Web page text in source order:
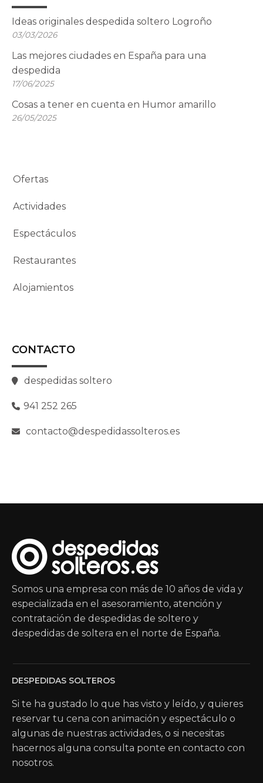
Ideas originales despedida soltero Logroño
03/03/2026
Las mejores ciudades en España para una
despedida
17/06/2025
Cosas a tener en cuenta en Humor amarillo
26/05/2025
Ofertas
Actividades
Espectáculos
Restaurantes
Alojamientos
CONTACTO
despedidas soltero
941 252 265
contacto@despedidassolteros.es
Somos una empresa con más de 10 años de vida y
especializada en el asesoramiento, atención y
contratación de despedidas de soltero y
despedidas de soltera en el norte de España.
DESPEDIDAS SOLTEROS
Si te ha gustado lo que has visto y leído, y quieres
reservar tu cena con animación y espectáculo o
algunas de nuestras actividades, o si necesitas
hacernos alguna consulta ponte en contacto con
nosotros.